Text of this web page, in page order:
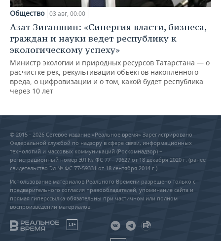
Общество 03 авг, 00:00
Азат Зиганшин: «Синергия власти, бизнеса,
граждан и науки ведет республику к
экологическому успеху»
Министр экологии и природных ресурсов Татарстана — о
расчистке рек, рекультивации объектов накопленного
вреда, о цифровизации и о том, какой будет республика
через 10 лет
© 2015 - 2026 Сетевое издание «Реальное время» Зарегистрировано
Федеральной службой по надзору в сфере связи, информационных
технологий и массовых коммуникаций (Роскомнадзор) –
регистрационный номер ЭЛ № ФС 77 - 79627 от 18 декабря 2020 г. (ранее
свидетельство Эл № ФС 77-59331 от 18 сентября 2014 г.)
Использование материалов Реального Времени разрешено только с
предварительного согласия правообладателей, упоминание сайта и
прямая гиперссылка обязательны при частичном или полном
воспроизведении материалов.
18+